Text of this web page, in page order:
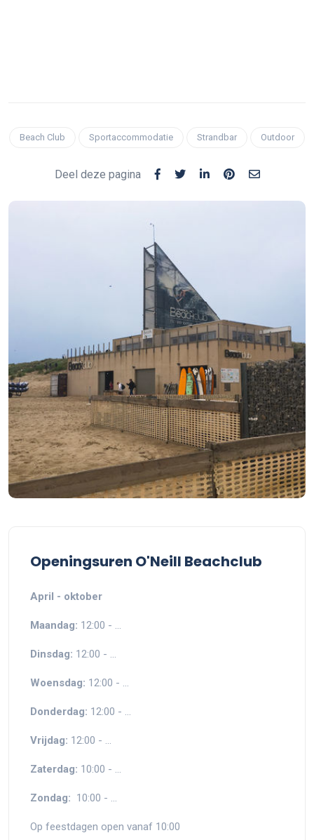
Beach Club Sportaccommodatie Strandbar Outdoor
Deel deze pagina
Openingsuren O'Neill Beachclub
April - oktober
Maandag: 12:00 - ...
Dinsdag: 12:00 - ...
Woensdag: 12:00 - ...
Donderdag: 12:00 - ...
Vrijdag: 12:00 - ...
Zaterdag: 10:00 - ...
Zondag: 10:00 - ...
Op feestdagen open vanaf 10:00